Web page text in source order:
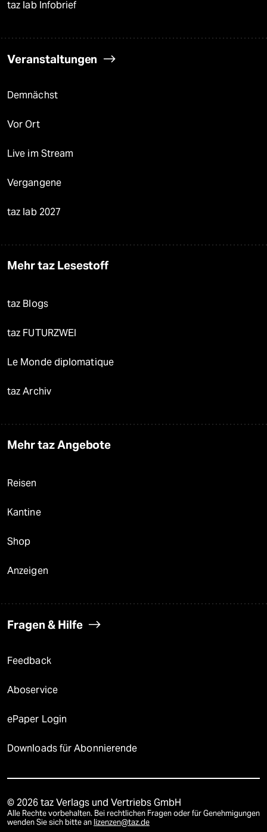
taz lab Infobrief
Veranstaltungen
Demnächst
Vor Ort
Live im Stream
Vergangene
taz lab 2027
Mehr taz Lesestoff
taz Blogs
taz FUTURZWEI
Le Monde diplomatique
taz Archiv
Mehr taz Angebote
Reisen
Kantine
Shop
Anzeigen
Fragen & Hilfe
Feedback
Aboservice
ePaper Login
Downloads für Abonnierende
© 2026 taz Verlags und Vertriebs GmbH
Alle Rechte vorbehalten. Bei rechtlichen Fragen oder für Genehmigungen
wenden Sie sich bitte an lizenzen@taz.de